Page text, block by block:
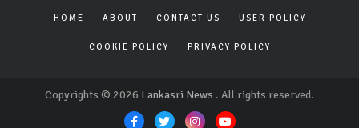
HOME ABOUT CONTACT US USER POLICY
COOKIE POLICY PRIVACY POLICY
Copyrights © 2026 Lankasri News . All rights reserved.